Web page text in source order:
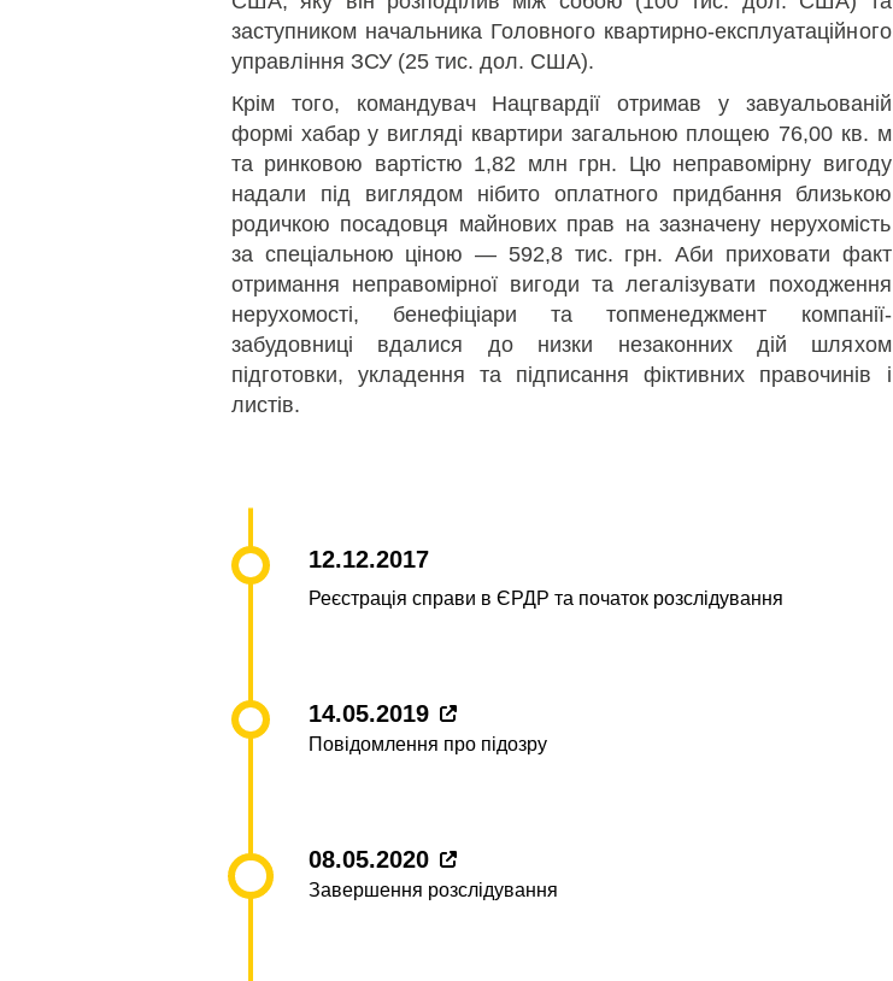
заступником начальника Головного квартирно-експлуатаційного
управління ЗСУ (25 тис. дол. США).
Крім того, командувач Нацгвардії отримав у завуальованій
формі хабар у вигляді квартири загальною площею 76,00 кв. м
та ринковою вартістю 1,82 млн грн. Цю неправомірну вигоду
надали під виглядом нібито оплатного придбання близькою
родичкою посадовця майнових прав на зазначену нерухомість
за спеціальною ціною — 592,8 тис. грн. Аби приховати факт
отримання неправомірної вигоди та легалізувати походження
нерухомості, бенефіціари та топменеджмент компанії-
забудовниці вдалися до низки незаконних дій шляхом
підготовки, укладення та підписання фіктивних правочинів і
листів.
12.12.2017
Реєстрація справи в ЄРДР та початок розслідування
14.05.2019
Повідомлення про підозру
08.05.2020
Завершення розслідування